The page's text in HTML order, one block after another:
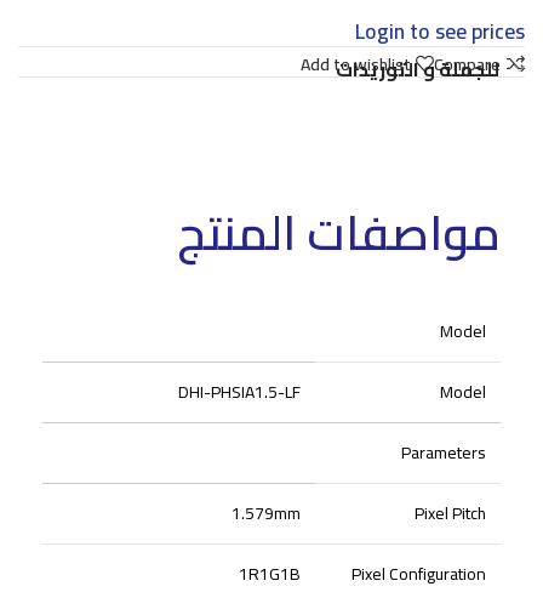
Login to see prices
Compare
Add to wishlist
للجملة و التوريدات
مواصفات المنتج
Model
Model
DHI-PHSIA1.5-LF
Parameters
Pixel Pitch
1.579mm
Pixel Configuration
1R1G1B